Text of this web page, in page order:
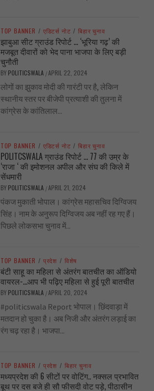
TOP BANNER / एडिटर्स नोट / बिहार चुनाव
झाबुआ सीट ग्राउंड रिपोर्ट … ‘भूरिया गढ़’ की
मजबूत दीवारों को भेद पाना भाजपा के लिए बड़ी
चुनौती
BY POLITICSWALA /APRIL 22, 2024
लोगों का झुकाव मोदी की गारंटी पर है, लेकिन
स्थानीय स्तर पर बीजेपी प्रत्याशी की तुलना में
कांग्रेस के कांतिलाल...
TOP BANNER / एडिटर्स नोट / बिहार चुनाव
POLITCSWALA ग्राउंड रिपोर्ट … 77 की उम्र के
‘राजा ‘ की इमोशनल अपील और संघ की किले में
सेंधमारी
BY POLITICSWALA /APRIL 21, 2024
पंकज मुकाती भोपाल। कांग्रेस महासचिव दिग्विजय
सिंह। नाम के अनुरूप दिग्विजय अब नहीं रह गए हैं।
पिछले लोकसभा चुनाव में...
TOP BANNER / प्रदेश / विशेष
बंटी साहू का महिला से अंतरंग बातचीत का ऑडियो
वायरल-…आप भी पढ़िए महिला से हुई पूरी बातचीत
BY POLITICSWALA /APRIL 20, 2024
#politicswala Report भोपाल। छिंदवाड़ा में
मतदान हो चुका है। अब निजी और अंतरंग लड़ाई का
रंग चढ़ रहा है। भाजपा...
TOP BANNER / प्रदेश / बिहार चुनाव
मध्यप्रदेश की 6 सीटों पर वोटिंग.. नक्सल प्रभावित
बूथ पर दस बजे ही सौ फीसदी वोट पड़े, पीठासीन